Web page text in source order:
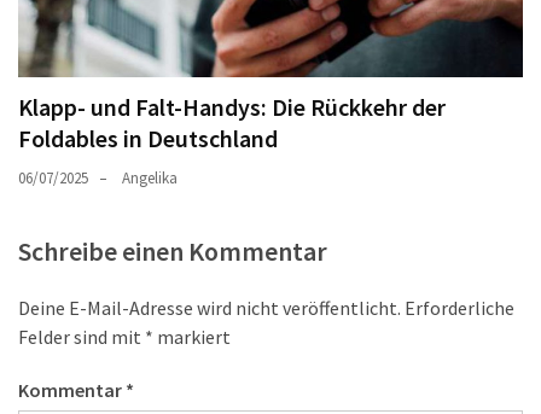
Klapp- und Falt-Handys: Die Rückkehr der
Foldables in Deutschland
06/07/2025 Angelika
Schreibe einen Kommentar
Deine E-Mail-Adresse wird nicht veröffentlicht. Erforderliche
Felder sind mit * markiert
Kommentar *